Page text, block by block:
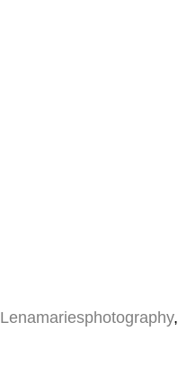
Lenamariesphotography,